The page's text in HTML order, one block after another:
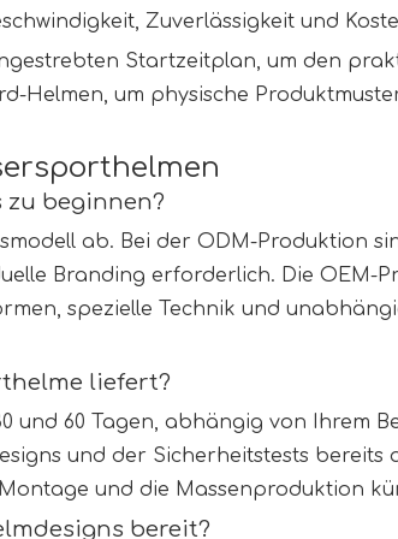
Zuverlässigkeit und
Startzeitplan, um den
Helmen, um physische
zu beginnen?
ab. Bei der ODM-Produktion
Branding erforderlich. Die OEM-
spezielle Technik und
liefert?
und 60 Tagen, abhängig von Ihrem
und der Sicherheitstests bereits
und die Massenproduktion
bereit?